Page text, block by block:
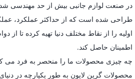
در صنعت لوازم جانبی بیش از حد مهندسی
طراحی شده است که از حداکثر عملکرد،
اولیه را از نقاط مختلف دنیا تهیه کرده تا از
اطمینان حاصل کند.
چه چیزی محصولات ما را منحصر به فرد می
محصولات گرین لایون به طور یکپارچه در